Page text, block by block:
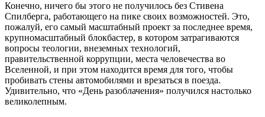
Конечно, ничего бы этого не получилось без Стивена
Спилберга, работающего на пике своих возможностей. Это,
пожалуй, его самый масштабный проект за последнее время,
крупномасштабный блокбастер, в котором затрагиваются
вопросы теологии, внеземных технологий,
правительственной коррупции, места человечества во
Вселенной, и при этом находится время для того, чтобы
пробивать стены автомобилями и врезаться в поезда.
Удивительно, что «День разоблачения» получился настолько
великолепным.